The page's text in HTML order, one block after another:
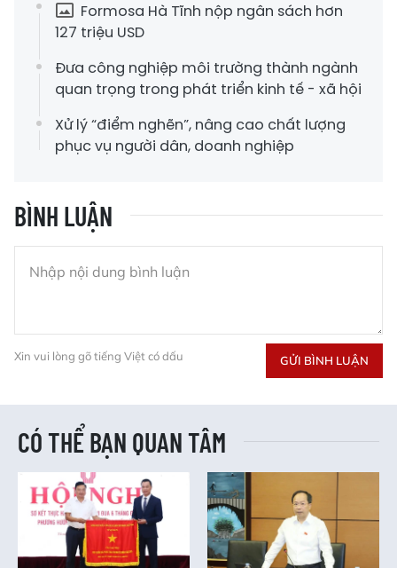
Formosa Hà Tĩnh nộp ngân sách hơn
127 triệu USD
Đưa công nghiệp môi trường thành ngành
quan trọng trong phát triển kinh tế - xã hội
Xử lý “điểm nghẽn”, nâng cao chất lượng
phục vụ người dân, doanh nghiệp
BÌNH LUẬN
Xin vui lòng gõ tiếng Việt có dấu GỬI BÌNH LUẬN
CÓ THỂ BẠN QUAN TÂM